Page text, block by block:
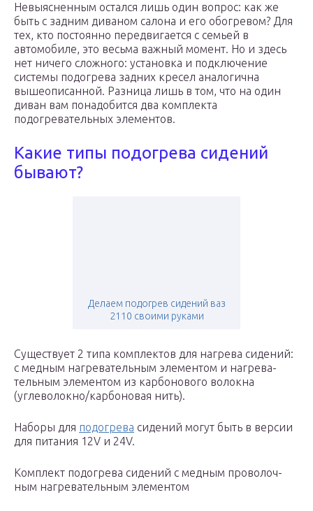
Невыясненным остался лишь один вопрос: как же
быть с задним диваном салона и его обогревом? Для
тех, кто постоянно передвигается с семьей в
автомобиле, это весьма важный момент. Но и здесь
нет ничего сложного: установка и подключение
системы подогрева задних кресел аналогична
вышеописанной. Разница лишь в том, что на один
диван вам понадобится два комплекта
подогревательных элементов.
Какие типы подогрева сидений
бывают?
Делаем подогрев сидений ваз
2110 своими руками
Суще­ству­ет 2 типа ком­плек­тов для нагре­ва сиде­ний:
с мед­ным нагре­ва­тель­ным эле­мен­том и нагре­ва­
тель­ным эле­мен­том из кар­бо­но­во­го волок­на
(углеволокно/карбоновая нить).
Набо­ры для подо­гре­ва сиде­ний могут быть в вер­сии
для пита­ния 12V и 24V.
Ком­плект подо­гре­ва сиде­ний с мед­ным про­во­лоч­
ным нагре­ва­тель­ным элементом